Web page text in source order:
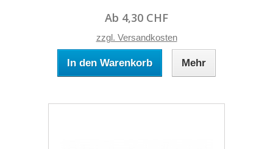
Ab 4,30 CHF
zzgl. Versandkosten
In den Warenkorb Mehr